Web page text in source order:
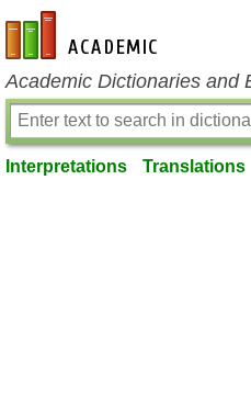
en-academic.com
Academic Dictionaries and
Interpretations Translations